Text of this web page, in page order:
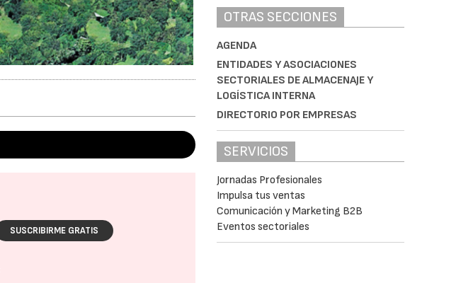
SUSCRIBIRME GRATIS
OTRAS SECCIONES
AGENDA
ENTIDADES Y ASOCIACIONES
SECTORIALES DE ALMACENAJE Y
LOGÍSTICA INTERNA
DIRECTORIO POR EMPRESAS
SERVICIOS
Jornadas Profesionales
Impulsa tus ventas
Comunicación y Marketing B2B
Eventos sectoriales